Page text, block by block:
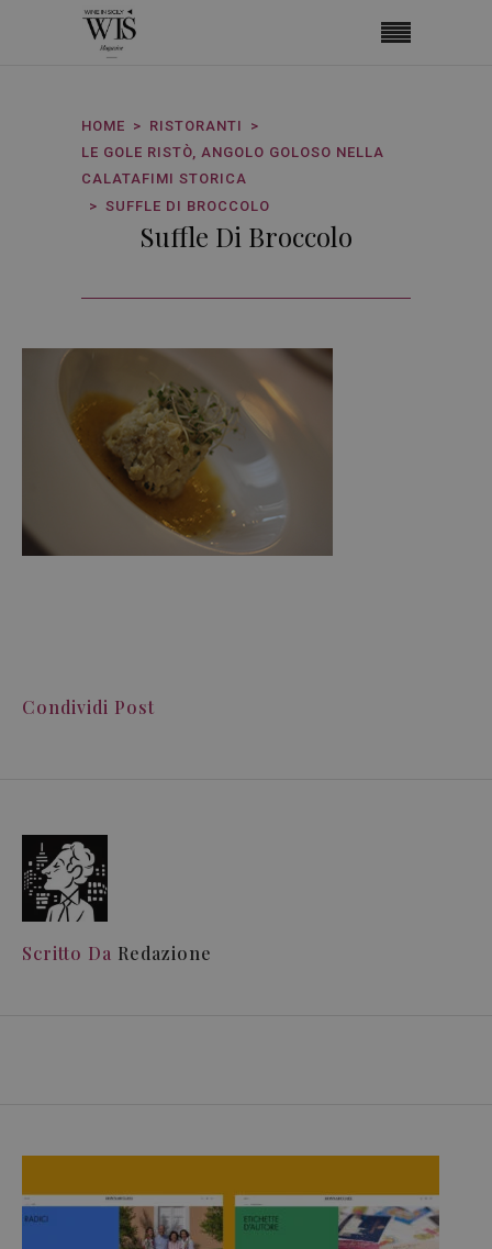
HOME
RISTORANTI
LE GOLE RISTÒ, ANGOLO GOLOSO NELLA
CALATAFIMI STORICA
SUFFLE DI BROCCOLO
Suffle Di Broccolo
Condividi Post
Scritto Da Redazione